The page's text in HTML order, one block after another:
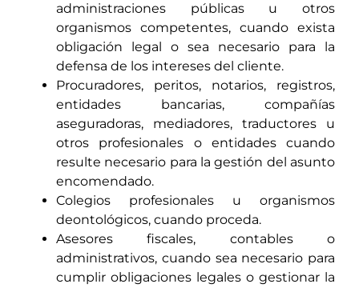
administraciones públicas u otros
organismos competentes, cuando exista
obligación legal o sea necesario para la
defensa de los intereses del cliente.
Procuradores, peritos, notarios, registros,
entidades bancarias, compañías
aseguradoras, mediadores, traductores u
otros profesionales o entidades cuando
resulte necesario para la gestión del asunto
encomendado.
Colegios profesionales u organismos
deontológicos, cuando proceda.
Asesores fiscales, contables o
administrativos, cuando sea necesario para
cumplir obligaciones legales o gestionar la